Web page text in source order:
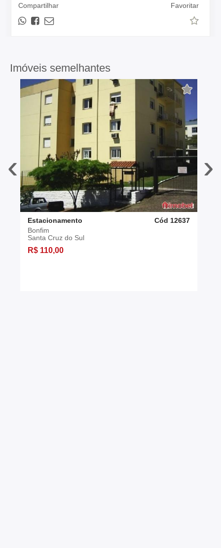
Compartilhar Favoritar
Imóveis semelhantes
‹
Estacionamento
Cód 12637
Bonfim
Santa Cruz do Sul
R$ 110,00
›